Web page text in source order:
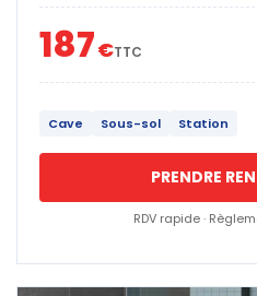
187€TTC
Cave Sous-sol Station
PRENDRE
RDV rapide ·